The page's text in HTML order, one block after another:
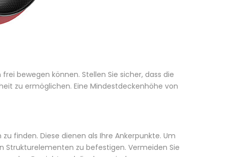
bewegen können. Stellen Sie sicher, dass die
zu ermöglichen. Eine Mindestdeckenhöhe von
finden. Diese dienen als Ihre Ankerpunkte. Um
Strukturelementen zu befestigen. Vermeiden Sie